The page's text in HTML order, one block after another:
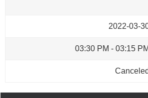
2022-03-
03:15 PM
-
03:30 PM
Canceled